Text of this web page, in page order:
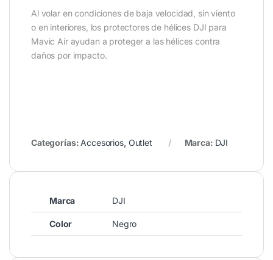
Al volar en condiciones de baja velocidad, sin viento
o en interiores, los protectores de hélices DJI para
Mavic Air ayudan a proteger a las hélices contra
daños por impacto.
Categorías: Accesorios, Outlet Marca: DJI
Marca DJI
Color Negro